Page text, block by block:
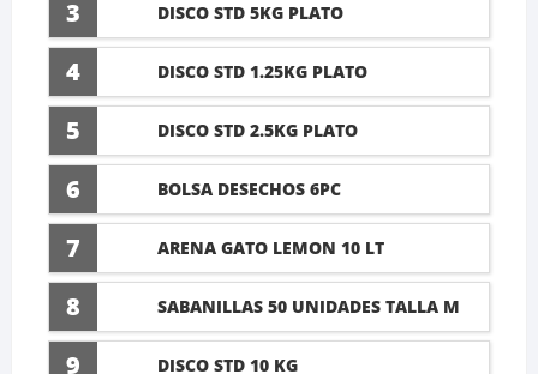
3 DISCO STD 5KG PLATO
4 DISCO STD 1.25KG PLATO
5 DISCO STD 2.5KG PLATO
6 BOLSA DESECHOS 6PC
7 ARENA GATO LEMON 10 LT
8 SABANILLAS 50 UNIDADES TALLA M
9 DISCO STD 10 KG